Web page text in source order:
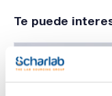
Te puede